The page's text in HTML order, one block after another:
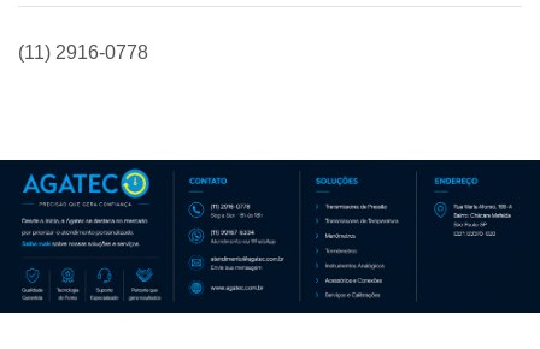
(11) 2916-0778